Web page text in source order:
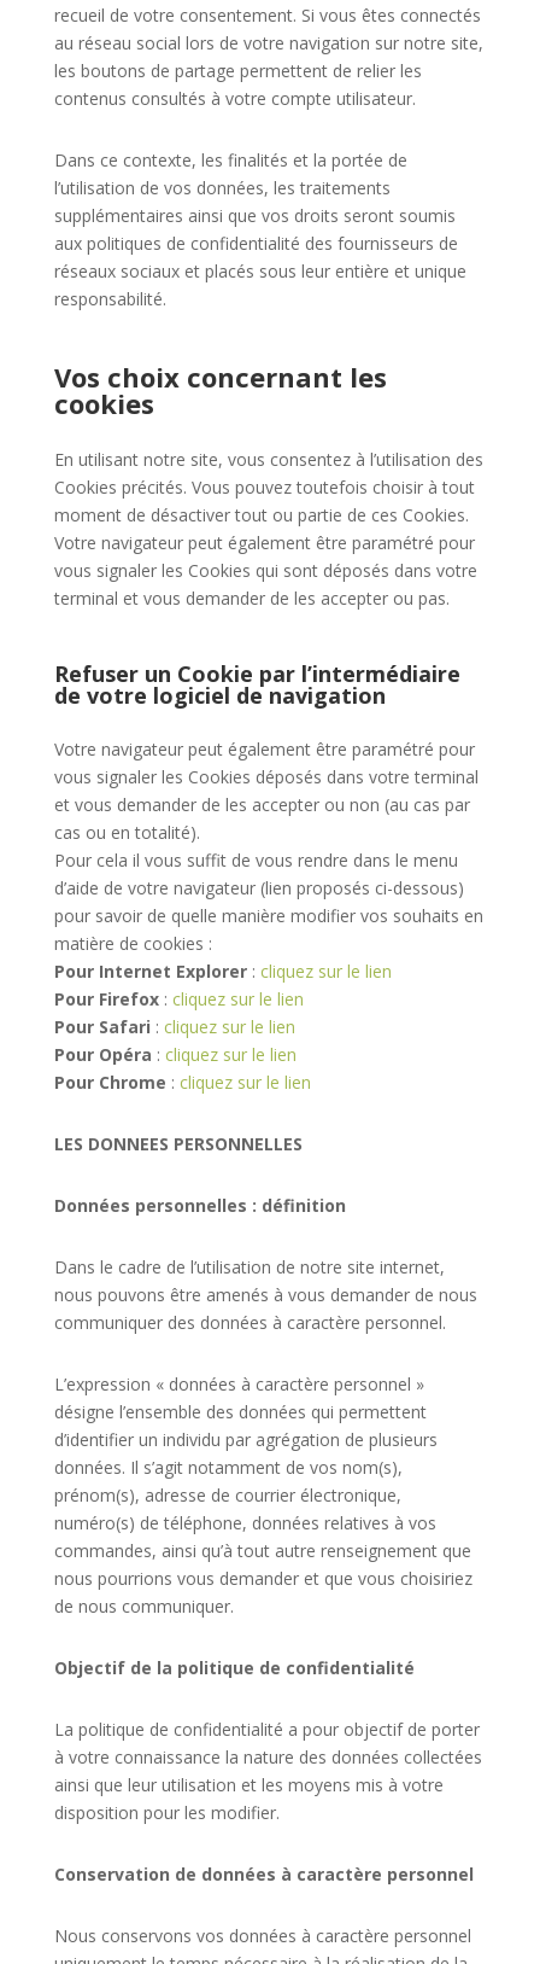
recueil de votre consentement. Si vous êtes connectés
au réseau social lors de votre navigation sur notre site,
les boutons de partage permettent de relier les
contenus consultés à votre compte utilisateur.
Dans ce contexte, les finalités et la portée de
l’utilisation de vos données, les traitements
supplémentaires ainsi que vos droits seront soumis
aux politiques de confidentialité des fournisseurs de
réseaux sociaux et placés sous leur entière et unique
responsabilité.
Vos choix concernant les
cookies
En utilisant notre site, vous consentez à l’utilisation des
Cookies précités. Vous pouvez toutefois choisir à tout
moment de désactiver tout ou partie de ces Cookies.
Votre navigateur peut également être paramétré pour
vous signaler les Cookies qui sont déposés dans votre
terminal et vous demander de les accepter ou pas.
Refuser un Cookie par l’intermédiaire
de votre logiciel de navigation
Votre navigateur peut également être paramétré pour
vous signaler les Cookies déposés dans votre terminal
et vous demander de les accepter ou non (au cas par
cas ou en totalité).
Pour cela il vous suffit de vous rendre dans le menu
d’aide de votre navigateur (lien proposés ci-dessous)
pour savoir de quelle manière modifier vos souhaits en
matière de cookies :
Pour Internet Explorer: cliquez sur le lien
Pour Firefox: cliquez sur le lien
Pour Safari : cliquez sur le lien
Pour Opéra : cliquez sur le lien
Pour Chrome : cliquez sur le lien
LES DONNEES PERSONNELLES
Données personnelles : définition
Dans le cadre de l’utilisation de notre site internet,
nous pouvons être amenés à vous demander de nous
communiquer des données à caractère personnel.
L’expression « données à caractère personnel »
désigne l’ensemble des données qui permettent
d’identifier un individu par agrégation de plusieurs
données. Il s’agit notamment de vos nom(s),
prénom(s), adresse de courrier électronique,
numéro(s) de téléphone, données relatives à vos
commandes, ainsi qu’à tout autre renseignement que
nous pourrions vous demander et que vous choisiriez
de nous communiquer.
Objectif de la politique de confidentialité
La politique de confidentialité a pour objectif de porter
à votre connaissance la nature des données collectées
ainsi que leur utilisation et les moyens mis à votre
disposition pour les modifier.
Conservation de données à caractère personnel
Nous conservons vos données à caractère personnel